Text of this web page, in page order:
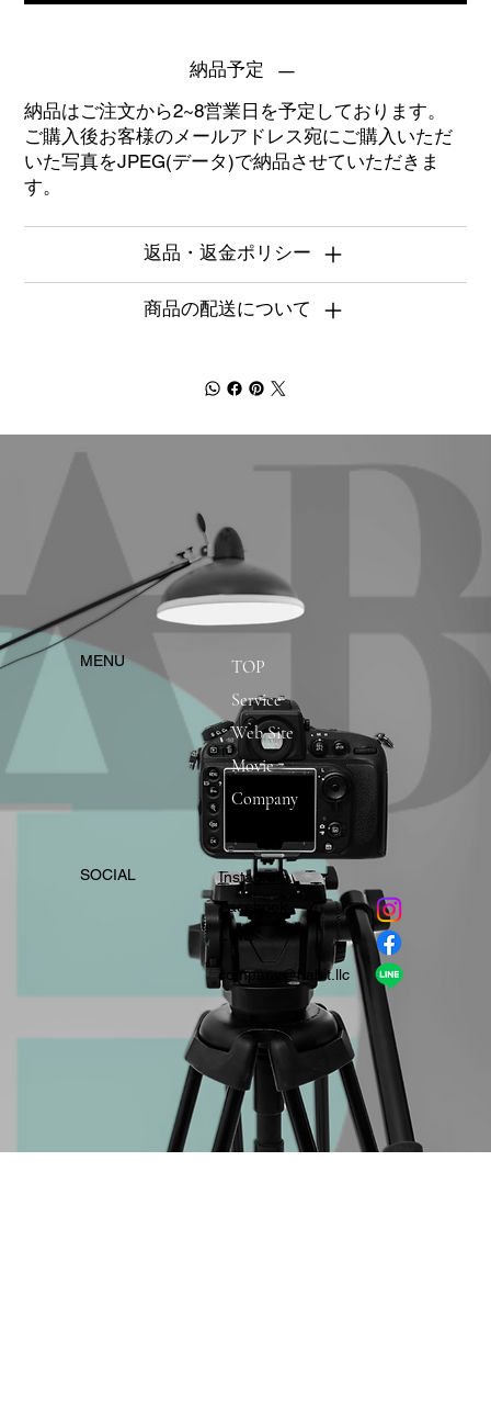
納品予定
納品はご注文から2~8営業日を予定しております。
ご購入後お客様のメールアドレス宛にご購入いただ
いた写真をJPEG(データ)で納品させていただきま
す。
返品・返金ポリシー
商品の配送について
​MENU
TOP
Service
Web Site
Movie
Company
​SOCIAL
Instagram
​Facebook
company＠habit.llc